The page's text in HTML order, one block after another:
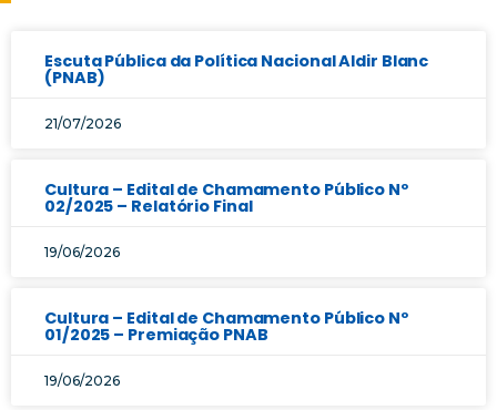
Escuta Pública da Política Nacional Aldir Blanc
(PNAB)
21/07/2026
Cultura – Edital de Chamamento Público Nº
02/2025 – Relatório Final
19/06/2026
Cultura – Edital de Chamamento Público Nº
01/2025 – Premiação PNAB
19/06/2026